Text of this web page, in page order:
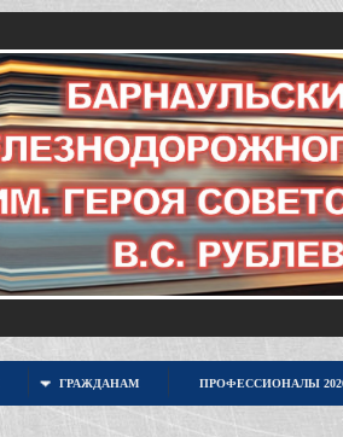
ГРАЖДАНАМ ПРОФЕССИОНАЛЫ